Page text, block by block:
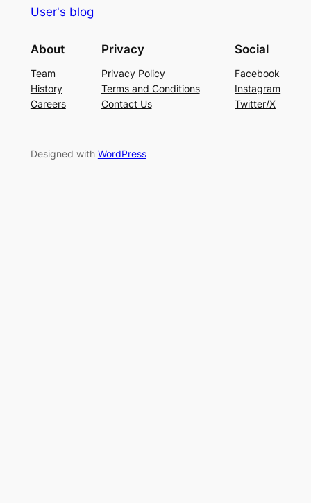
User's blog
About
Team
History
Careers
Privacy
Privacy Policy
Terms and Conditions
Contact Us
Social
Facebook
Instagram
Twitter/X
Designed with WordPress